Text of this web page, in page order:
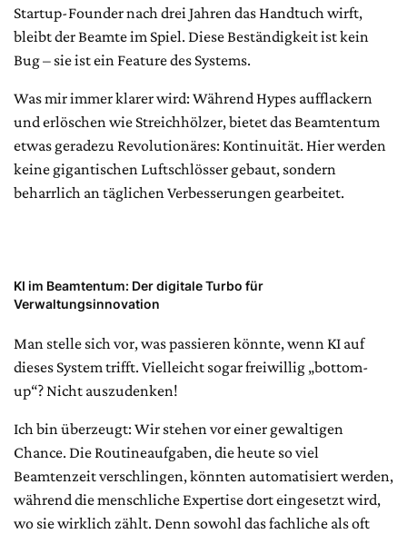
Startup-Founder nach drei Jahren das Handtuch wirft,
bleibt der Beamte im Spiel. Diese Beständigkeit ist kein
Bug – sie ist ein Feature des Systems.
Was mir immer klarer wird: Während Hypes aufflackern
und erlöschen wie Streichhölzer, bietet das Beamtentum
etwas geradezu Revolutionäres: Kontinuität. Hier werden
keine gigantischen Luftschlösser gebaut, sondern
beharrlich an täglichen Verbesserungen gearbeitet.
KI im Beamtentum: Der digitale Turbo für
Verwaltungsinnovation
Man stelle sich vor, was passieren könnte, wenn KI auf
dieses System trifft. Vielleicht sogar freiwillig „bottom-
up“? Nicht auszudenken!
Ich bin überzeugt: Wir stehen vor einer gewaltigen
Chance. Die Routineaufgaben, die heute so viel
Beamtenzeit verschlingen, könnten automatisiert werden,
während die menschliche Expertise dort eingesetzt wird,
wo sie wirklich zählt. Denn sowohl das fachliche als oft